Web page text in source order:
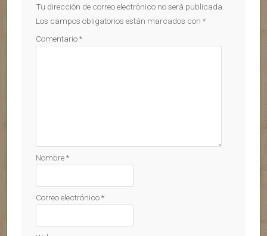
Tu dirección de correo electrónico no será publicada.
Los campos obligatorios están marcados con *
Comentario*
Nombre*
Correo electrónico*